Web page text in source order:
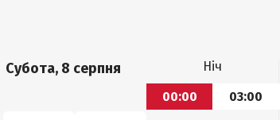
Субота, 8 серпня Ніч
00:00
03:00